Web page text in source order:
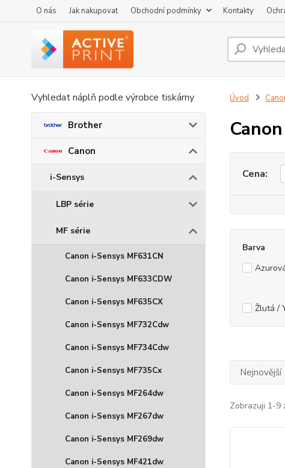
O nás Jak nakupovat Obchodní podmínky Kontakty
Vyhledat náplň podle výrobce tiskárny
Brother
Canon
i-Sensys
LBP série
MF série
Canon i-Sensys MF631CN
Canon i-Sensys MF633CDW
Canon i-Sensys MF635CX
Canon i-Sensys MF732Cdw
Canon i-Sensys MF734Cdw
Canon i-Sensys MF735Cx
Canon i-Sensys MF264dw
Canon i-Sensys MF267dw
Canon i-Sensys MF269dw
Canon i-Sensys MF421dw
Úvod
Cena:
Barva
Žlutá /
Nejnovější
Zobrazuji 1-9